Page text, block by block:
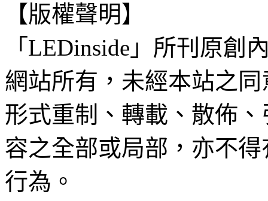
【版權聲明】
「LEDinside」所刊原創
網站所有，未經本站之
形式重制、轉載、散佈
容之全部或局部，亦不
行為。